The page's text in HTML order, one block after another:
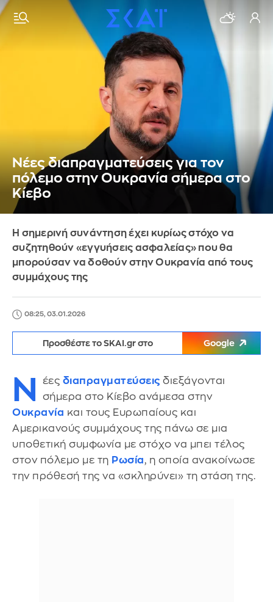
Νέες διαπραγματεύσεις για τον
πόλεμο στην Ουκρανία σήμερα στο
Κίεβο
Η σημερινή συνάντηση έχει κυρίως στόχο να
συζητηθούν «εγγυήσεις ασφαλείας» που θα
μπορούσαν να δοθούν στην Ουκρανία από τους
συμμάχους της
08:25, 03.01.2026
Προσθέστε το SKAI.gr στο Google
Ν έες διαπραγματεύσεις διεξάγονται
σήμερα στο Κίεβο ανάμεσα στην
Ουκρανία και τους Ευρωπαίους και
Αμερικανούς συμμάχους της πάνω σε μια
υποθετική συμφωνία με στόχο να μπει τέλος
στον πόλεμο με τη Ρωσία, η οποία ανακοίνωσε
την πρόθεσή της να «σκληρύνει» τη στάση της.